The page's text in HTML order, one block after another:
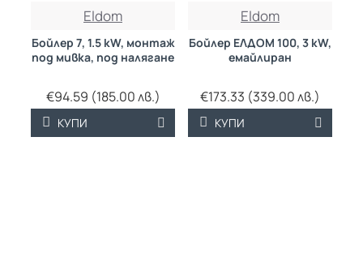
Eldom
Бойлер 7, 1.5 kW, монтаж
под мивка, под налягане
€94.59 (185.00 лв.)
КУПИ
Eldom
Бойлер ЕЛДОМ 100, 3 kW,
емайлиран
€173.33 (339.00 лв.)
КУПИ